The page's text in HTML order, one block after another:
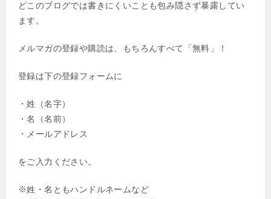
どこのブログでは書きにくいことも包み隠さず暴露してい
ます。
メルマガの登録や購読は、もちろんすべて「無料」！
登録は下の登録フォームに
・姓（名字）
・名（名前）
・メールアドレス
をご入力ください。
※姓・名ともハンドルネームなど